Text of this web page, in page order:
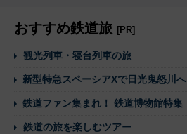
おすすめ鉄道旅 [PR]
観光列車・寝台列車の旅
新型特急スペーシアXで日光鬼怒川へ
鉄道ファン集まれ！ 鉄道博物館特集
鉄道の旅を楽しむツアー